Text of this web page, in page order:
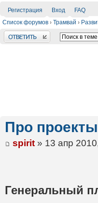
Регистрация Вход
FAQ
Список форумов › Трамвай ›
Ответить
Про
spirit » 13 апр
Генеральный